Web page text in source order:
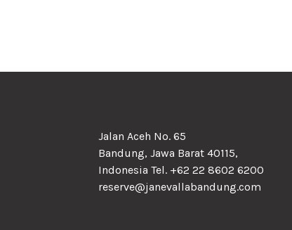
Jalan Aceh No. 65
Bandung, Jawa Barat 40115,
Indonesia Tel. +62 22 8602 6200
reserve@janevallabandung.com